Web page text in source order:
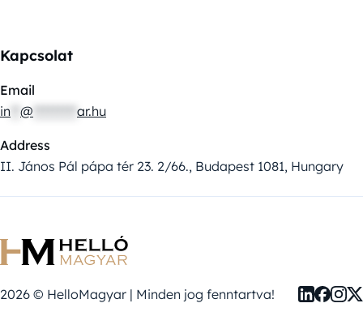
Kapcsolat
Email
in @ ar.hu
Address
II. János Pál pápa tér 23. 2/66., Budapest 1081, Hungary
2026 © HelloMagyar | Minden jog fenntartva!